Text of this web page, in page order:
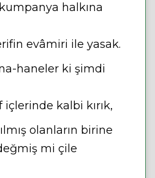
halkına
evâmiri ile yasak.
haneler ki şimdi
içlerinde kalbi kırık,
olanların birine
mi çile